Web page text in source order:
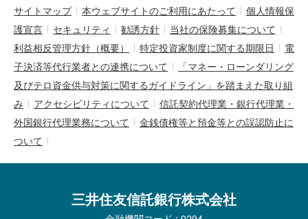
サイトマップ 本ウェブサイトのご利用にあたって
個人情報保
護宣言
セキュリティ 勧誘方針
当社の保険募集について
利益相反管理方針（概要）
特定投資家制度に関する期限日
電
子決済等代行業者との連携について
「マネー・ローンダリング
及びテロ資金供与対策に関するガイドライン」を踏まえた取り組
み
アクセシビリティについて
信託契約代理業・銀行代理業・
外国銀行代理業務について
金銭債権等と預金等との誤認防止に
ついて
三井住友信託銀行株式会社